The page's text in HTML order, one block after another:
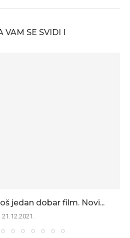
VAM SE SVIDI I
jedan dobar film. Novi...
21.12.2021.